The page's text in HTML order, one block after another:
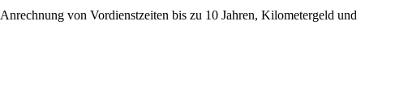
von Vordienstzeiten bis zu 10 Jahren, Kilometergeld und